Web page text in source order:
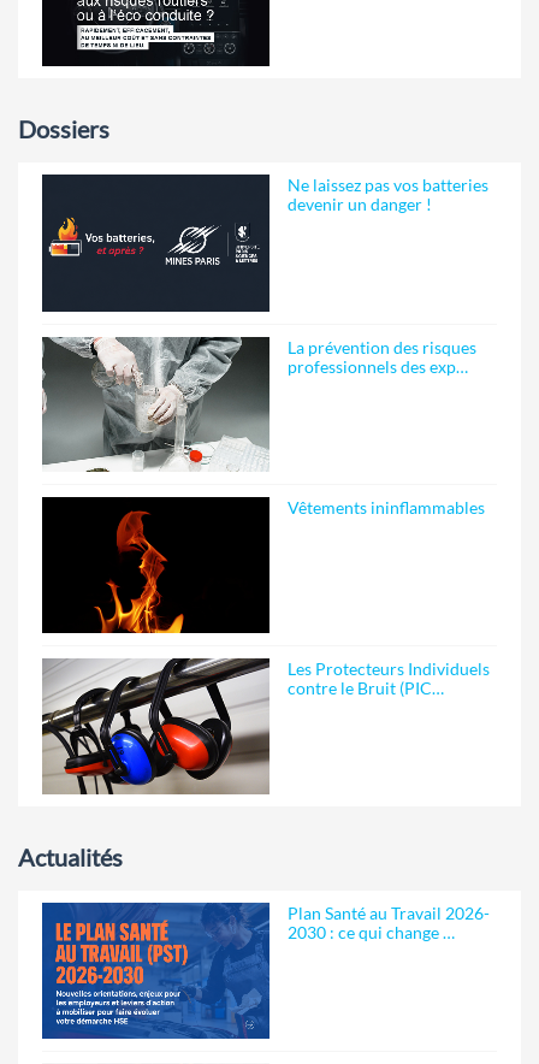
Dossiers
Ne laissez pas vos batteries
devenir un danger !
La prévention des risques
professionnels des exp…
Vêtements ininflammables
Les Protecteurs Individuels
contre le Bruit (PIC…
Actualités
Plan Santé au Travail 2026-
2030 : ce qui change …